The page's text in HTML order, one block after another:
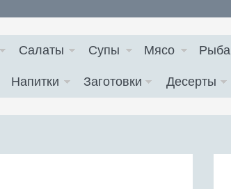
Салаты Супы Мясо Рыба
Напитки Заготовки Десерты